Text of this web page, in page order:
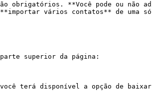
obrigatórios. **Você pode ou não
vários contatos** de uma só
superior da página:
terá disponível a opção de baixar